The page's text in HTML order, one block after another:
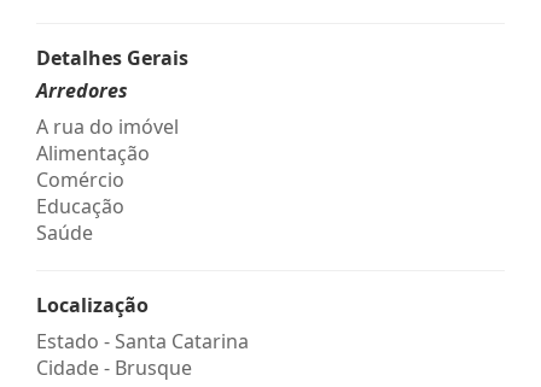
Detalhes Gerais
Arredores
A rua do imóvel
Alimentação
Comércio
Educação
Saúde
Localização
Estado -Santa Catarina
Cidade - Brusque